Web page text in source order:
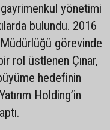
yönetimi
bulundu. 2016
Müdürlüğü görevinde
rol üstlenen Çınar,
hedefinin
Holding’in